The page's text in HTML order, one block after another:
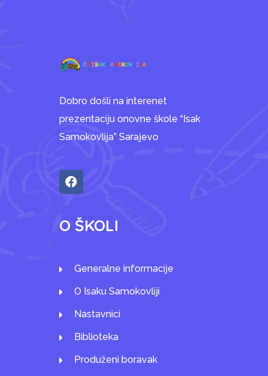
Dobro došli na interenet
prezentaciju onovne škole “Isak
Samokovlija” Sarajevo
O ŠKOLI
Generalne informacije
O Isaku Samokovliji
Nastavnici
Biblioteka
Produženi boravak